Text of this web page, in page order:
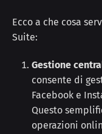
Ecco a che cosa
Suite:
Gestione
consente di
Facebook e
Questo
operazioni